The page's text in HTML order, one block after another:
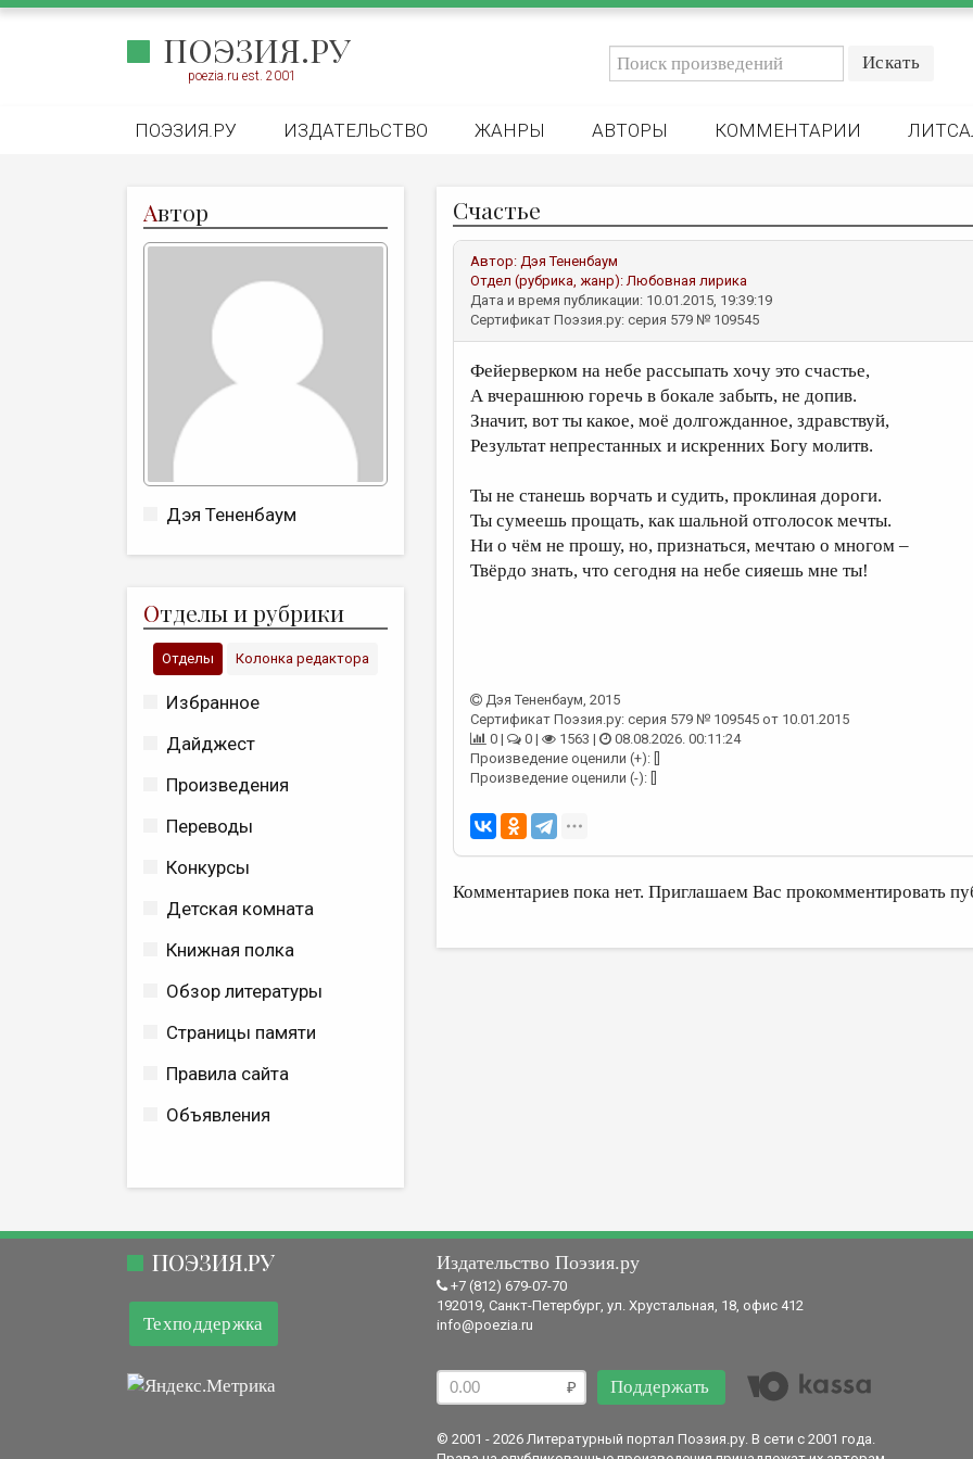
ПОЭЗИЯ.РУ
poezia.ru est. 2001
ПОЭЗИЯ.РУ ИЗДАТЕЛЬСТВО ЖАНРЫ АВТОРЫ КОММЕНТАРИИ
Автор
Дэя Тененбаум
Отделы и рубрики
Отделы Колонка редактора
Избранное
Дайджест
Произведения
Переводы
Конкурсы
Детская комната
Книжная полка
Обзор литературы
Страницы памяти
Правила сайта
Объявления
Счастье
Автор: Дэя Тененбаум
Отдел (рубрика, жанр):Любовная лирика
Дата и время публикации: 10.01.2015, 19:39:19
Сертификат Поэзия.ру: серия 579 № 109545
Фейерверком на небе рассыпать хочу это счастье,
А вчерашнюю горечь в бокале забыть, не допив.
Значит, вот ты какое, моё долгожданное, здравствуй,
Результат непрестанных и искренних Богу молитв.
Ты не станешь ворчать и судить, проклиная дороги.
Ты сумеешь прощать, как шальной отголосок мечты.
Ни о чём не прошу, но, признаться, мечтаю о многом –
Твёрдо знать, что сегодня на небе сияешь мне ты!
Дэя Тененбаум, 2015
Сертификат Поэзия.ру: серия 579 № 109545 от 10.01.2015
0 |
0 | 1563 |
08.08.2026. 00:11:24
Произведение оценили (+): []
Произведение оценили (-): []
Комментариев пока нет. Приглашаем Вас прокомментировать
ПОЭЗИЯ.РУ
Техподдержка
Издательство Поэзия.ру
+7 (812) 679-07-70
192019, Санкт-Петербург, ул. Хрустальная, 18, офис 412
info@poezia.ru
Поддержать
© 2001 - 2026 Литературный портал Поэзия.ру. В сети с 2001 года.